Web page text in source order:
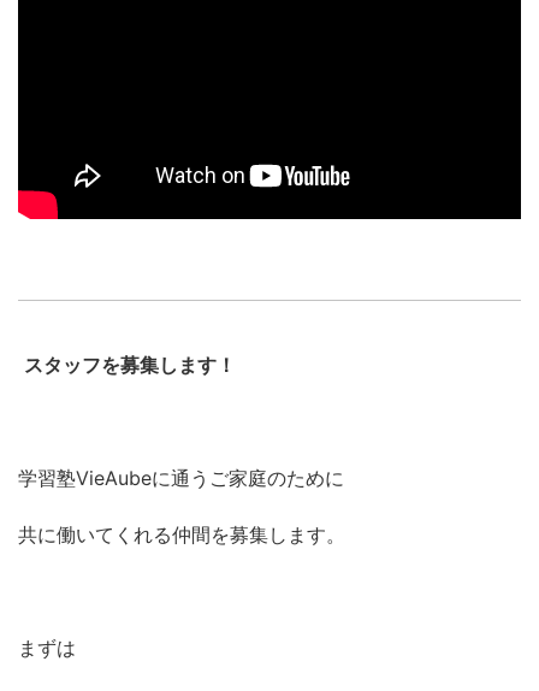
スタッフを募集します！
学習塾VieAubeに通うご家庭のために
共に働いてくれる仲間を募集します。
まずは